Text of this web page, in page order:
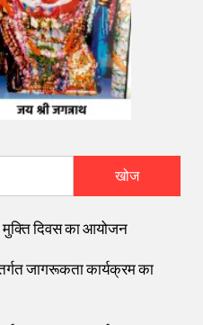
खोज
मुक्ति दिवस का आयोजन
जागरूकता कार्यक्रम का